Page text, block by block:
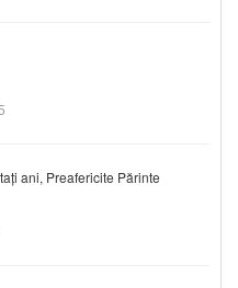
ani, Preafericite Părinte